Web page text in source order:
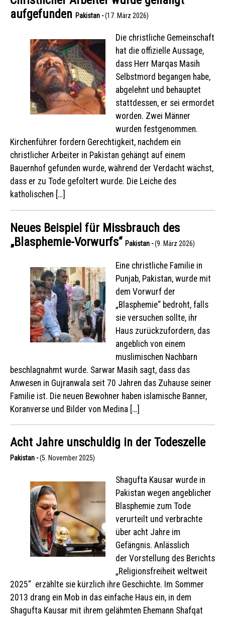
aufgefunden Pakistan -(17. März 2026)
Die christliche Gemeinschaft
hat die offizielle Aussage,
dass Herr Marqas Masih
Selbstmord begangen habe,
abgelehnt und behauptet
stattdessen, er sei ermordet
worden. Zwei Männer
wurden festgenommen.
Kirchenführer fordern Gerechtigkeit, nachdem ein
christlicher Arbeiter in Pakistan gehängt auf einem
Bauernhof gefunden wurde, während der Verdacht wächst,
dass er zu Tode gefoltert wurde. Die Leiche des
katholischen […]
Neues Beispiel für Missbrauch des
„Blasphemie-Vorwurfs“ Pakistan -(9. März 2026)
Eine christliche Familie in
Punjab, Pakistan, wurde mit
dem Vorwurf der
„Blasphemie“ bedroht, falls
sie versuchen sollte, ihr
Haus zurückzufordern, das
angeblich von einem
muslimischen Nachbarn
beschlagnahmt wurde. Sarwar Masih sagt, dass das
Anwesen in Gujranwala seit 70 Jahren das Zuhause seiner
Familie ist. Die neuen Bewohner haben islamische Banner,
Koranverse und Bilder von Medina […]
Acht Jahre unschuldig in der Todeszelle
Pakistan -(5. November 2025)
Shagufta Kausar wurde in
Pakistan wegen angeblicher
Blasphemie zum Tode
verurteilt und verbrachte
über acht Jahre im
Gefängnis. Anlässlich
der Vorstellung des Berichts
„Religionsfreiheit weltweit
2025“ erzählte sie kürzlich ihre Geschichte. Im Sommer
2013 drang ein Mob in das einfache Haus ein, in dem
Shagufta Kausar mit ihrem gelähmten Ehemann Shafqat